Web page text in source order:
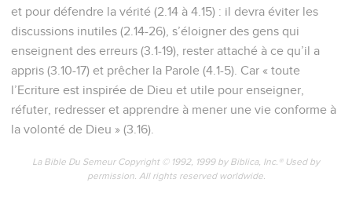
et pour défendre la vérité (2.14 à 4.15) : il devra éviter les
discussions inutiles (2.14-26), s’éloigner des gens qui
enseignent des erreurs (3.1-19), rester attaché à ce qu’il a
appris (3.10-17) et prêcher la Parole (4.1-5). Car « toute
l’Ecriture est inspirée de Dieu et utile pour enseigner,
réfuter, redresser et apprendre à mener une vie conforme à
la volonté de Dieu » (3.16).
La Bible Du Semeur Copyright © 1992, 1999 by Biblica, Inc.® Used by
permission. All rights reserved worldwide.